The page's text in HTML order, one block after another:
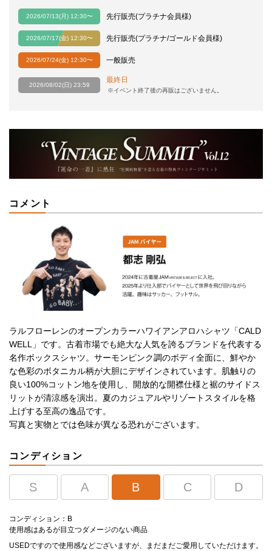
2026/07/13(月) 12:30〜 先行販売(プラチナ会員様)
2026/07/17(金) 12:30〜 先行販売(プラチナ/ゴールド会員様)
2026/07/24(金) 12:30〜 一般販売
2026/08/02(日) 23:59
最終日
※イベント終了後の再販はございません。
コメント
ラルフローレンのオープンカラーハワイアンアロハシャツ「CALD
WELL」です。古着市場でも絶大な人気を誇るブランドを代表する
名作ボックスシャツ。サーモンピンク調のボディ全面に、鮮やか
な色彩のボタニカル柄が大胆にデザインされています。肌触りの
良い100%コットン地を使用し、開放的な開襟仕様と裾のサイドス
リットが清涼感を演出。夏のカジュアルやリゾートスタイルを格
上げする至高の逸品です。
写真と実物とでは色味が異なる恐れがございます。
コンディション
S A B C D
コンディション：B
使用感はあるが目立つダメージのない商品
USEDですので使用感などございますが、まだまだご愛用していただけます。